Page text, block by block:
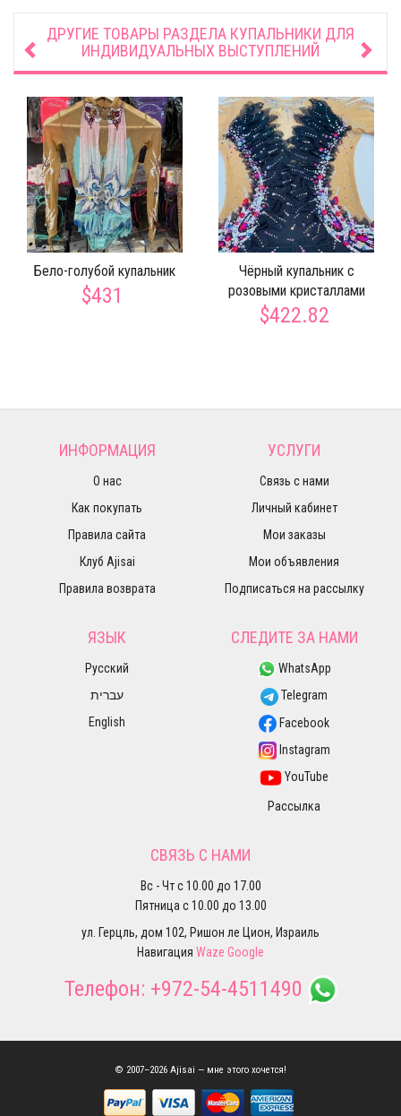
ДРУГИЕ ТОВАРЫ РАЗДЕЛА КУПАЛЬНИКИ ДЛЯ
ИНДИВИДУАЛЬНЫХ ВЫСТУПЛЕНИЙ
Бело-голубой купальник
$431
Чёрный купальник с
розовыми кристаллами
$422.82
ИНФОРМАЦИЯ
О нас
Как покупать
Правила сайта
Клуб Ajisai
Правила возврата
УСЛУГИ
Связь с нами
Личный кабинет
Мои заказы
Мои объявления
Подписаться на рассылку
ЯЗЫК
Русский
עברית
English
СЛЕДИТЕ ЗА НАМИ
WhatsApp
Telegram
Facebook
Instagram
YouTube
Рассылка
СВЯЗЬ С НАМИ
Вс - Чт с 10.00 до 17.00
Пятница с 10.00 до 13.00
ул. Герцль, дом 102, Ришон ле Цион, Израиль
Навигация Waze Google
Телефон: +972-54-4511490
© 2007–2026 Ajisai — мне этого хочется!